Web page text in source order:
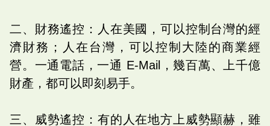
二、財務遙控：人在美國，可以控制台灣的經
濟財務；人在台灣，可以控制大陸的商業經
營。一通電話，一通 E-Mail，幾百萬、上千億
財產，都可以即刻易手。
三、威勢遙控：有的人在地方上威勢顯赫，雖